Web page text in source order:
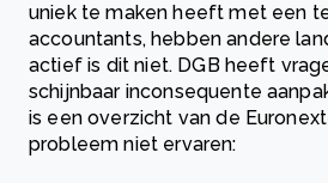
uniek te maken heeft met een
accountants, hebben andere
actief is dit niet. DGB heeft
schijnbaar inconsequente
is een overzicht van de
probleem niet ervaren: